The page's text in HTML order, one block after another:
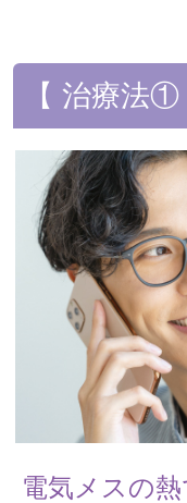
【 治療法
電気メスの